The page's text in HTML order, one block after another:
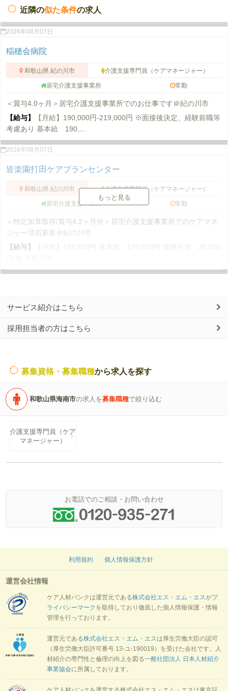
近隣の似た条件の求人
2026年08月07日
稲穂会病院
和歌山県 紀の川市 介護支援専門員（ケアマネージャー）
居宅介護支援事業所 常勤
＜賞与4.0ヶ月＞居宅介護支援事業所でのお仕事です＠紀の川市
【給与】
【月給】190,000円-219,000円 ※面接後決定、経験前職等
考慮あり 基本給 190,...
2026年08月07日
皆楽園打田ケアプランセンター
和歌山県 紀の川市 介護支援専門員（ケアマネージャー）
居宅介護支援事業所 常勤
＜特定加算取得/賞与4.2ヶ月分＞居宅介護支援事業所でのケアマネ
ジャー増員募集＠紀の川市
【給与】
【月給】195,000円 基本給 170,000円 業務手当 25,000
もっと見る
サービス紹介はこちら
採用担当者の方はこちら
募集資格・募集職種から求人を探す
和歌山県海南市の求人を募集職種で絞り込む
介護支援専門員（ケア
マネージャー）
お電話でのご相談・お問い合わせ
利用規約 個人情報保護方針
運営会社情報
ケア人材バンクは運営元である株式会社エス・エム・エスがプ
ライバシーマーク を取得しており徹底した個人情報保護・情報
管理を行っております。
運営元である株式会社エス・エム・エスは厚生労働大臣の認可
（厚生労働大臣許可番号 13-ユ-190019）を受けた会社です。人
材紹介の専門性と倫理の向上を図る一般社団法人 日本人材紹介
事業協会に所属しております。